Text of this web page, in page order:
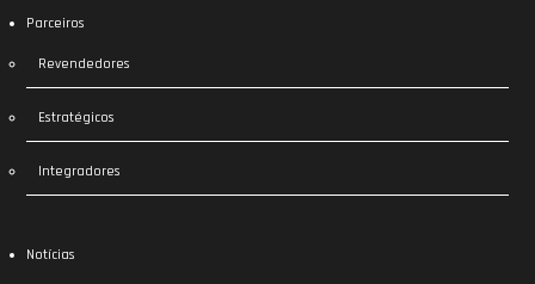
Parceiros
Revendedores
Estratégicos
Integradores
Notícias